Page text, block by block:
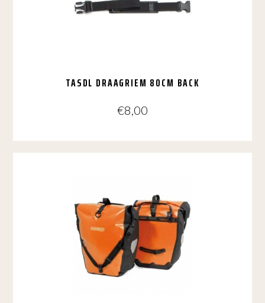
TASDL DRAAGRIEM 80CM BACK
€8,00